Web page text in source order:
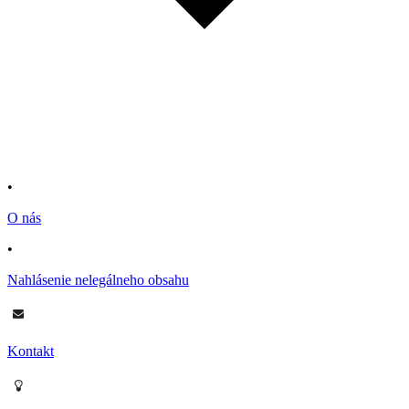
•
O nás
•
Nahlásenie nelegálneho obsahu
Kontakt